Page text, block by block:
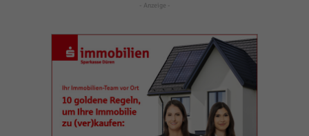
- Anzeige -
Personenbezogene Daten
können verarbeitet werden (z. B. IP-Adressen), z. B. für personalisierte
Anzeigen und Inhalte oder Anzeigen- und Inhaltsmessung.
Weitere
Informationen über die Verwendung Ihrer Daten finden Sie in unserer
Datenschutzerklärung .
Hier finden Sie eine Übersicht über alle verwendeten Cookies. Sie
können Ihre Einwilligung zu ganzen Kategorien geben oder sich
weitere Informationen anzeigen lassen und so nur bestimmte Cookies